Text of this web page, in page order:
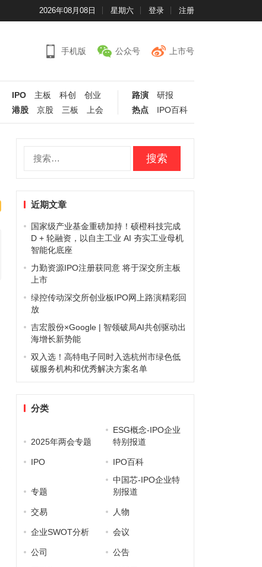
2026年08月08日 星期六 登录 注册
手机版 公众号 上市号
IPO 主板 科创
创业
港股
京股 三板 上会
路演
研报
热点
IPO百科
近期文章
国家级产业基金重磅加持！硕橙科技完成
D + 轮融资，以自主工业 AI 夯实工业母机
智能化底座
力勤资源IPO注册获同意 将于深交所主板
上市
绿控传动深交所创业板IPO网上路演精彩回
放
吉宏股份×Google | 智领破局AI共创驱动出
海增长新势能
双入选！高特电子同时入选杭州市绿色低
碳服务机构和优秀解决方案名单
分类
2025年两会专题
ESG概念-IPO企业
特别报道
IPO IPO百科
专题
中国芯-IPO企业特
别报道
交易 人物
企业SWOT分析 会议
公司 公告